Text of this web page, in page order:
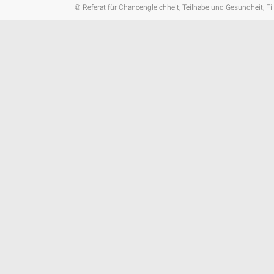
© Referat für Chancengleichheit, Teilhabe und Gesundheit,